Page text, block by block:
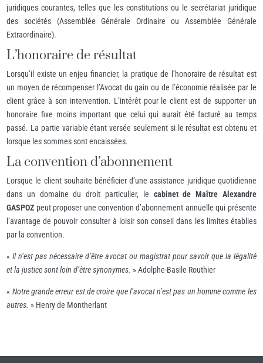
juridiques courantes, telles que les constitutions ou le secrétariat juridique
des sociétés (Assemblée Générale Ordinaire ou Assemblée Générale
Extraordinaire).
L’honoraire de résultat
Lorsqu’il existe un enjeu financier, la pratique de l’honoraire de résultat est
un moyen de récompenser l’Avocat du gain ou de l’économie réalisée par le
client grâce à son intervention. L’intérêt pour le client est de supporter un
honoraire fixe moins important que celui qui aurait été facturé au temps
passé. La partie variable étant versée seulement si le résultat est obtenu et
lorsque les sommes sont encaissées.
La convention d’abonnement
Lorsque le client souhaite bénéficier d’une assistance juridique quotidienne
dans un domaine du droit particulier, le cabinet de Maître Alexandre
GASPOZ peut proposer une convention d’abonnement annuelle qui présente
l’avantage de pouvoir consulter à loisir son conseil dans les limites établies
par la convention.
«Il n’est pas nécessaire d’être avocat ou magistrat pour savoir que la légalité
et la justice sont loin d’être synonymes. » Adolphe-Basile Routhier
« Notre grande erreur est de croire que l’avocat n’est pas un homme comme les
autres. » Henry de Montherlant